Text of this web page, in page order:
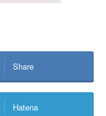
Share
Hatena